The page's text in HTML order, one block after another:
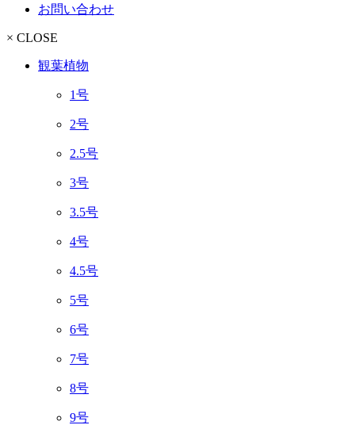
お問い合わせ
× CLOSE
観葉植物
1号
2号
2.5号
3号
3.5号
4号
4.5号
5号
6号
7号
8号
9号